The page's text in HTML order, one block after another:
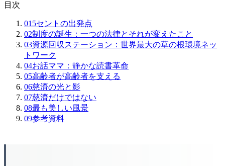
目次
01 5セントの出発点
02制度の誕生：一つの法律とそれが変えたこと
03資源回収ステーション：世界最大の草の根環境ネッ
トワーク
04お話ママ：静かな読書革命
05高齢者が高齢者を支える
06慈濟の光と影
07慈濟だけではない
08最も美しい風景
09参考資料